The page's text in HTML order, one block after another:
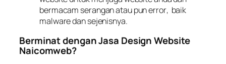
bermacam serangan atau punerror, baik
malwaredan sejenisnya.
Berminat dengan Jasa Design Website
Naicomweb?